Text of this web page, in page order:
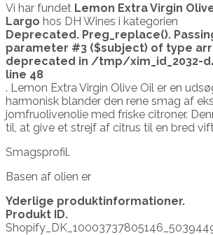
Vi har fundet Lemon Extra Virgin
Largo hos DH Wines i kategorien
Deprecated. Preg_replace().
parameter #3 ($subject) of type
deprecated in /tmp/xim_id_2032-
line 48
. Lemon Extra Virgin Olive Oil er en
harmonisk blander den rene smag af
jomfruolivenolie med friske citroner.
til, at give et strejf af citrus til en bred
Smagsprofil.
Basen af olien er
Yderlige produktinformationer.
Produkt ID.